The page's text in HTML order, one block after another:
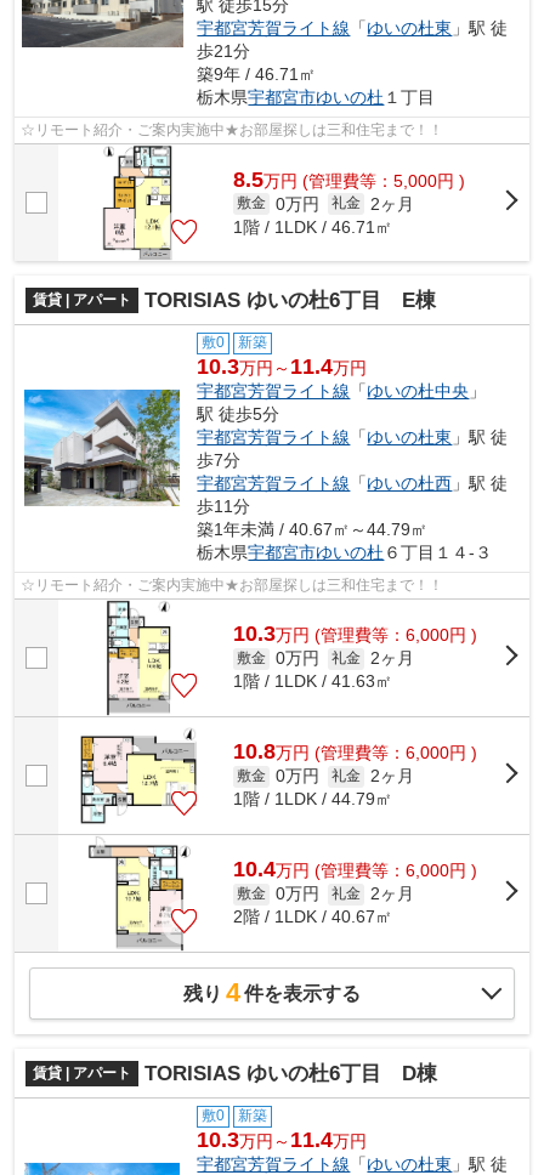
駅 徒歩15分
宇都宮芳賀ライト線 「ゆいの杜東 」駅 徒
歩21分
築9年 / 46.71㎡
栃木県宇都宮市ゆいの杜 １丁目
☆リモート紹介・ご案内実施中★お部屋探しは三和住宅まで！！
8.5万円 (管理費等：5,000円 )
敷金 0万円 礼金
2ヶ月
1階 / 1LDK / 46.71㎡
賃貸 | アパート TORISIAS ゆいの杜6丁目 E棟
敷0 新築
10.3万円～ 11.4万円
宇都宮芳賀ライト線 「ゆいの杜中央 」
駅 徒歩5分
宇都宮芳賀ライト線 「ゆいの杜東 」駅 徒
歩7分
宇都宮芳賀ライト線 「ゆいの杜西 」駅 徒
歩11分
築1年未満 / 40.67㎡～44.79㎡
栃木県宇都宮市ゆいの杜 ６丁目１４-３
☆リモート紹介・ご案内実施中★お部屋探しは三和住宅まで！！
10.3万円 (管理費等：6,000円 )
敷金 0万円 礼金 2ヶ月
1階 / 1LDK / 41.63㎡
10.8万円 (管理費等：6,000円 )
敷金 0万円 礼金 2ヶ月
1階 / 1LDK / 44.79㎡
10.4万円 (管理費等：6,000円 )
敷金 0万円 礼金 2ヶ月
2階 / 1LDK / 40.67㎡
残り 4件を表示する
賃貸 | アパート TORISIAS ゆいの杜6丁目 D棟
敷0 新築
10.3万円～ 11.4万円
宇都宮芳賀ライト線 「ゆいの杜東 」駅 徒